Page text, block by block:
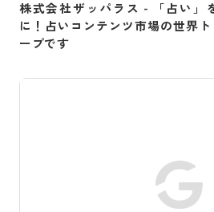
株式会社ザッパラス -
「占い
に！占いコンテンツ市場の世界
ープです